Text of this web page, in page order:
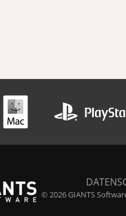
© 2026 GIANTS